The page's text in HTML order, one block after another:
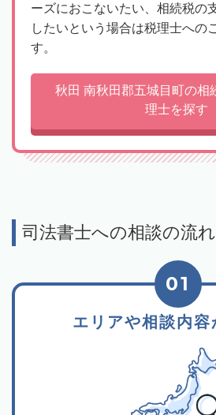
ーズにおこないたい、相続税の
したいという場合は税理士への
す。
秋田 南秋田郡五城目町の相
理士を探す
司法書士への相談の流れ
エリアや相談内容
01